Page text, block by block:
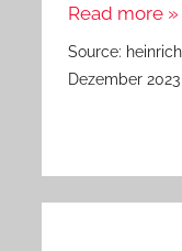
Read more »
Source:
Dezember 2023